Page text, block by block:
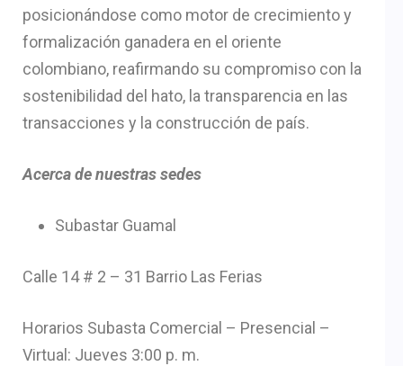
posicionándose como motor de crecimiento y
formalización ganadera en el oriente
colombiano, reafirmando su compromiso con la
sostenibilidad del hato, la transparencia en las
transacciones y la construcción de país.
Acerca de nuestras sedes
Subastar Guamal
Calle 14 # 2 – 31 Barrio Las Ferias
Horarios Subasta Comercial – Presencial –
Virtual: Jueves 3:00 p. m.